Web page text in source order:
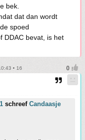
bek.
dat dan wordt
spoed
DDAC bevat, is het
• 16
schreef Candaasje